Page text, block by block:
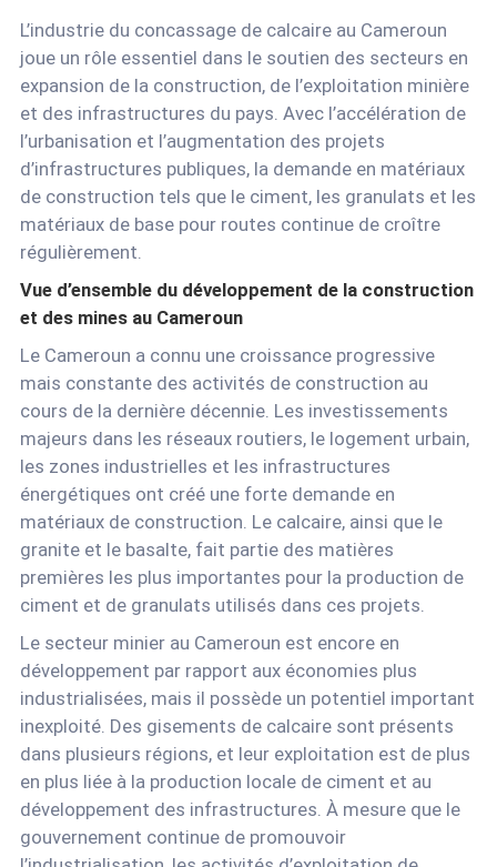
L’industrie du concassage de calcaire au Cameroun
joue un rôle essentiel dans le soutien des secteurs en
expansion de la construction, de l’exploitation minière
et des infrastructures du pays. Avec l’accélération de
l’urbanisation et l’augmentation des projets
d’infrastructures publiques, la demande en matériaux
de construction tels que le ciment, les granulats et les
matériaux de base pour routes continue de croître
régulièrement.
Vue d’ensemble du développement de la construction
et des mines au Cameroun
Le Cameroun a connu une croissance progressive
mais constante des activités de construction au
cours de la dernière décennie. Les investissements
majeurs dans les réseaux routiers, le logement urbain,
les zones industrielles et les infrastructures
énergétiques ont créé une forte demande en
matériaux de construction. Le calcaire, ainsi que le
granite et le basalte, fait partie des matières
premières les plus importantes pour la production de
ciment et de granulats utilisés dans ces projets.
Le secteur minier au Cameroun est encore en
développement par rapport aux économies plus
industrialisées, mais il possède un potentiel important
inexploité. Des gisements de calcaire sont présents
dans plusieurs régions, et leur exploitation est de plus
en plus liée à la production locale de ciment et au
développement des infrastructures. À mesure que le
gouvernement continue de promouvoir